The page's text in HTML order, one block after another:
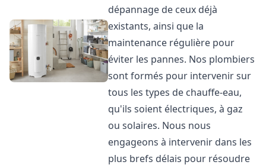
dépannage de ceux déjà
existants, ainsi que la
maintenance régulière pour
éviter les pannes. Nos plombiers
sont formés pour intervenir sur
tous les types de chauffe-eau,
qu'ils soient électriques, à gaz
ou solaires. Nous nous
engageons à intervenir dans les
plus brefs délais pour résoudre